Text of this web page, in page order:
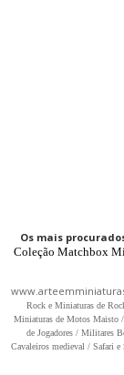
Os mais
Coleção Matchbox
Rock e Miniaturas de
Miniaturas de Motos Maisto
de Jogadores / Militares
Cavaleiros medieval / Safari e